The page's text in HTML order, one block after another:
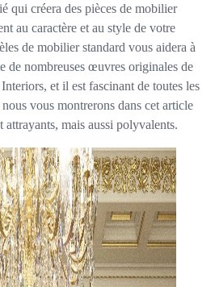
qui créera des pièces de mobilier
au caractère et au style de votre
de mobilier standard vous aidera à
de nombreuses œuvres originales de
et il est fascinant de toutes les
vous montrerons dans cet article
attrayants, mais aussi polyvalents.